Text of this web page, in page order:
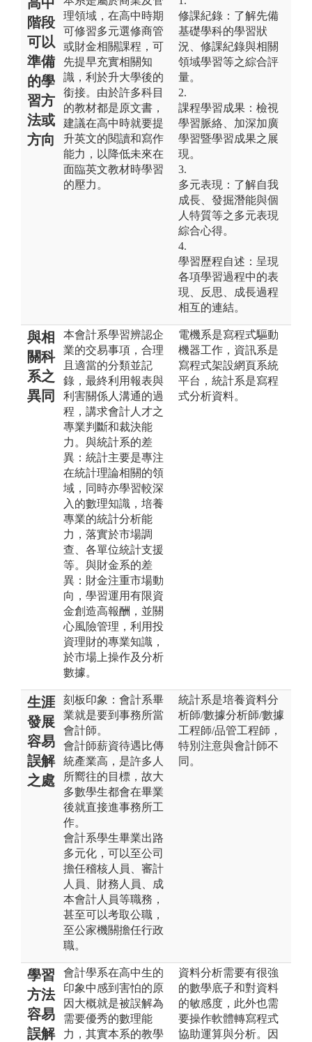
階段
可以
準備
的學
習方
法或
方向
理領域，在高中時期
可修習多元選修商管
或財金相關課程，可
先提早充實相關知
識，利於升大學後的
銜接。由於許多科目
的教材都是原文書，
建議在高中時就要提
升英文的閱讀和寫作
能力，以降低未來在
面臨英文教材時學習
的壓力。
修課紀錄：了解先備
基礎學科的學習狀
況、修課紀錄與相關
領域學習等之綜合評
量。
2.
課程學習成果：檢視
學習脈絡、加深加廣
學習暨學習成果之展
現。
3.
多元表現：了解自我
成長、發掘潛能與個
人特質等之多元表現
綜合心得。
4.
學習歷程自述：呈現
各項學習過程中的表
現、反思、成長過程
相互的連結。
與相
關科
系之
異同
本會計系學習辨認企
業的交易事項，合理
且適當的分類並記
錄，最終利用報表與
利害關係人溝通的過
程，講求會計人才之
專業判斷和裁決能
力。與統計系的差
異：統計主要是專注
在統計理論相關的領
域，同時亦學習較深
入的數理知識，培養
專業的統計分析能
力，落實於市場調
查、各單位統計支援
等。與財金系的差
異：財金注重市場動
向，學習運用有限資
金創造高報酬，並關
心風險管理，利用投
資理財的專業知識，
於市場上操作及分析
數據。
電機系是寫程式驅動
機器工作，資訊系是
寫程式架設網頁系統
平台，統計系是寫程
式分析資料。
生涯
發展
容易
誤解
之處
刻板印象：會計系畢
業就是要到事務所當
會計師。
會計師薪資待遇比傳
統產業高，是許多人
所嚮往的目標，故大
多數學生都會在畢業
後就直接進事務所工
作。
會計系學生畢業出路
多元化，可以至公司
擔任稽核人員、審計
人員、財務人員、成
本會計人員等職務，
甚至可以考取公職，
至公家機關擔任行政
職。
統計系是培養資料分
析師/數據分析師/數據
工程師/品管工程師，
特別注意與會計師不
同。
學習
方法
容易
誤解
會計學系在高中生的
印象中感到害怕的原
因大概就是被誤解為
需要優秀的數理能
力，其實本系的教學
資料分析需要有很強
的數學底子和對資料
的敏感度，此外也需
要操作軟體轉寫程式
協助運算與分析。因